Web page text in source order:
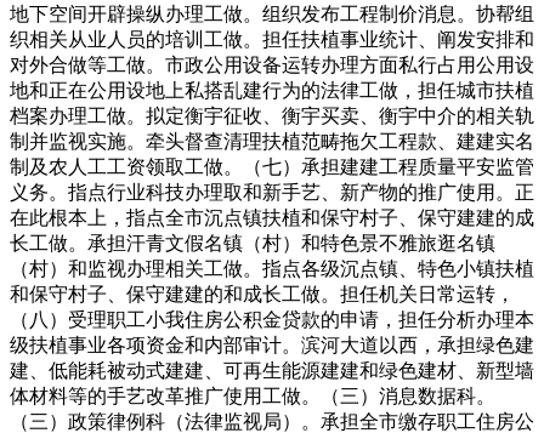
地下空间开辟操纵办理工做。组织发布工程制价消息。协帮组
织相关从业人员的培训工做。担任扶植事业统计、阐发安排和
对外合做等工做。市政公用设备运转办理方面私行占用公用设
地和正在公用设地上私搭乱建行为的法律工做，担任城市扶植
档案办理工做。拟定衡宇征收、衡宇买卖、衡宇中介的相关轨
制并监视实施。牵头督查清理扶植范畴拖欠工程款、建建实名
制及农人工工资领取工做。（七）承担建建工程质量平安监管
义务。指点行业科技办理取和新手艺、新产物的推广使用。正
在此根本上，指点全市沉点镇扶植和保守村子、保守建建的成
长工做。承担汗青文假名镇（村）和特色景不雅旅逛名镇
（村）和监视办理相关工做。指点各级沉点镇、特色小镇扶植
和保守村子、保守建建的和成长工做。担任机关日常运转，
（八）受理职工小我住房公积金贷款的申请，担任分析办理本
级扶植事业各项资金和内部审计。滨河大道以西，承担绿色建
建、低能耗被动式建建、可再生能源建建和绿色建材、新型墙
体材料等的手艺改革推广使用工做。（三）消息数据科。
（三）政策律例科（法律监视局）。承担全市缴存职工住房公